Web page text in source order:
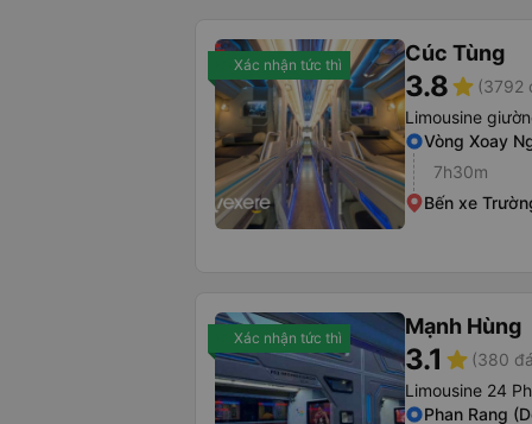
Xác nhận tức thì Cúc Tùng
3.8star (3792
Limousine
Vòng Xoay
7h30m
Bến xe
Xác nhận tức thì Mạnh Hùng
3.1 star (380
Limousine 24
Phan Rang